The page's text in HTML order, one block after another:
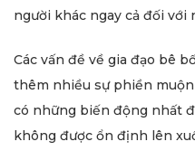
người khác ngay cả đối
Các vấn đề về gia đạo bê
thêm nhiều sự phiền
có những biến động nhất
không được ổn định lên